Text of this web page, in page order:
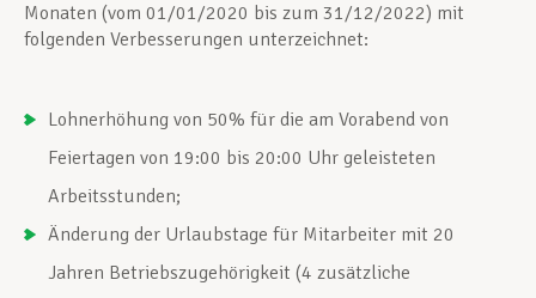
Monaten (vom 01/01/2020 bis zum 31/12/2022) mit
folgenden Verbesserungen unterzeichnet:
Lohnerhöhung von 50% für die am Vorabend von
Feiertagen von 19:00 bis 20:00 Uhr geleisteten
Arbeitsstunden;
Änderung der Urlaubstage für Mitarbeiter mit 20
Jahren Betriebszugehörigkeit (4 zusätzliche